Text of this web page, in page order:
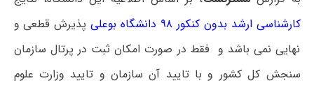
کارشناسی ارشد بدون کنکور ۹۸ دانشگاه بوعلی
پذیرش قطعی و
نهایی نمی باشد و فقط در صورت امکان ثبت در پرتال سازمان
سنجش کل کشور و با تایید آن سازمان و تایید وزارت علوم